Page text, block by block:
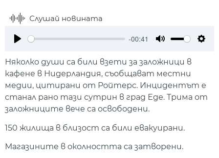
Слушай новината
-00:41
Няколко души са били взети за заложници в
кафене в Нидерландия, съобщават местни
медии, цитирани от Ройтерс. Инцидентът е
станал рано тази сутрин в град Еде. Трима от
заложниците вече са освободени.
150 жилища в близост са били евакуирани.
Магазините в околността са затворени.